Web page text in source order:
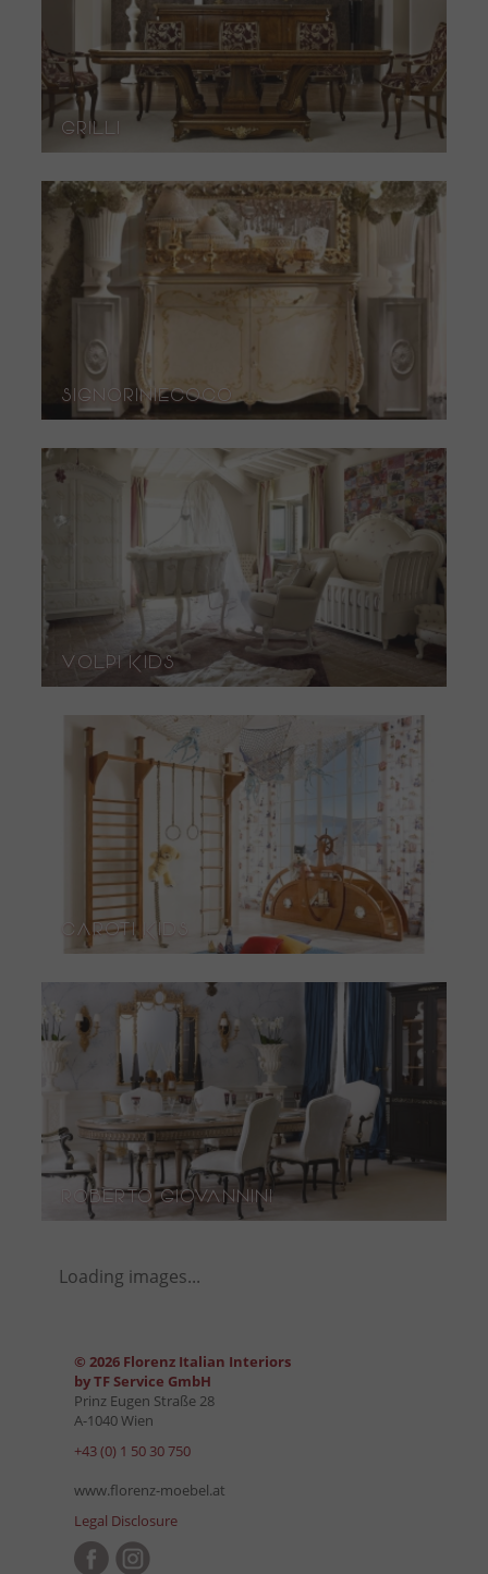
Grilli
SignorinieCoco
Volpi Kids
Caroti Kids
Roberto Giovannini
Loading images...
© 2026 Florenz Italian Interiors
by TF Service GmbH
Prinz Eugen Straße 28
A-1040 Wien
+43 (0) 1 50 30 750
www.florenz-moebel.at
Legal Disclosure